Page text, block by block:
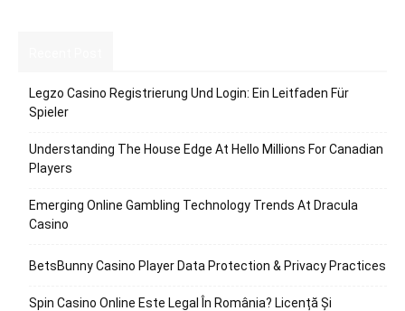
Legzo Casino Registrierung Und Login: Ein Leitfaden Für
Spieler
Understanding The House Edge At Hello Millions For Canadian
Players
Emerging Online Gambling Technology Trends At Dracula
Casino
BetsBunny Casino Player Data Protection & Privacy Practices
Spin Casino Online Este Legal În România? Licență Și